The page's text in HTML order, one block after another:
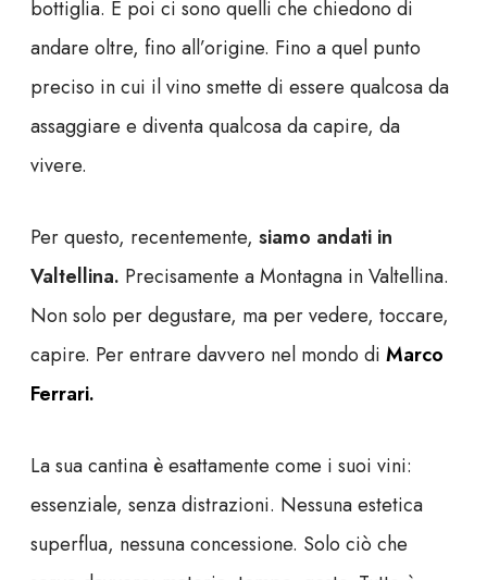
bottiglia. E poi ci sono quelli che chiedono di
andare oltre, fino all’origine. Fino a quel punto
preciso in cui il vino smette di essere qualcosa da
assaggiare e diventa qualcosa da capire, da
vivere.
Per questo, recentemente, siamo andati in
Valtellina. Precisamente a Montagna in Valtellina.
Non solo per degustare, ma per vedere, toccare,
capire. Per entrare davvero nel mondo di Marco
Ferrari.
La sua cantina è esattamente come i suoi vini:
essenziale, senza distrazioni. Nessuna estetica
superflua, nessuna concessione. Solo ciò che